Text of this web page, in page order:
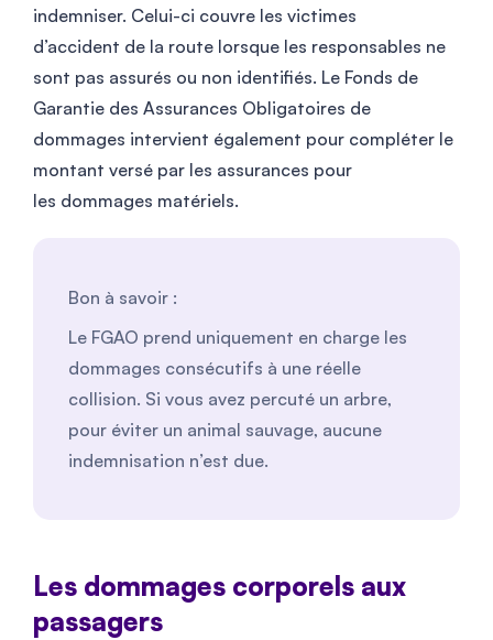
indemniser. Celui-ci couvre les victimes
d’accident de la route lorsque les responsables ne
sont pas assurés ou non identifiés. Le Fonds de
Garantie des Assurances Obligatoires de
dommages intervient également pour compléter le
montant versé par les assurances pour
les dommages matériels.
Bon à savoir :
Le FGAO prend uniquement en charge les
dommages consécutifs à une réelle
collision. Si vous avez percuté un arbre,
pour éviter un animal sauvage, aucune
indemnisation n’est due.
Les dommages corporels aux
passagers